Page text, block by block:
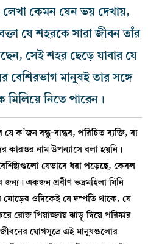
কেমন যেন ভয় দেখায়,
যে শহরকে সারা জীবন তাঁর
সেই শহর ছেড়ে যাবার যে
বেশিরভাগ মানুষই তার সঙ্গে
মিলিয়ে নিতে পারেন।
ক’জন বন্ধু-বান্ধব, পরিচিত ব্যক্তি, বা
কারওর নাম উপন্যাসে বলা হয়নি।
যেভাবে ধরা পড়েছে, কেবল
একজন প্রবীণ ভদ্রমহিলা যিনি
মোড়ের ওদিকেই যে দম্পতি থাকে, যে
রোজ পিয়াজ্জায় ঝাড়ু দিয়ে পরিষ্কার
জীবনের যোগসূত্রে এই মানুষগুলোর